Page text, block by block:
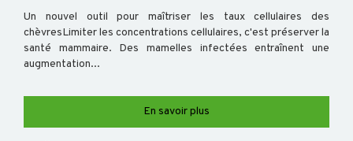
CATALOGUE
DOCUMENTS
GÉNÉRAUX
SALMONELLES
Un nouvel outil pour maîtriser les taux cellulaires des
chèvresLimiter les concentrations cellulaires, c'est préserver la
santé mammaire. Des mamelles infectées entraînent une
augmentation...
En savoir plus